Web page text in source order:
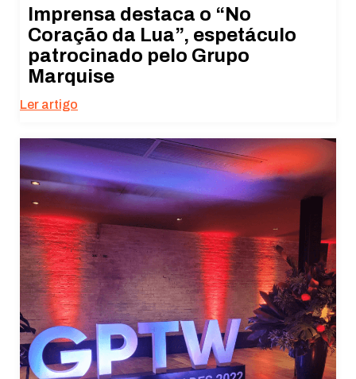
Imprensa destaca o “No
Coração da Lua”, espetáculo
patrocinado pelo Grupo
Marquise
Ler artigo